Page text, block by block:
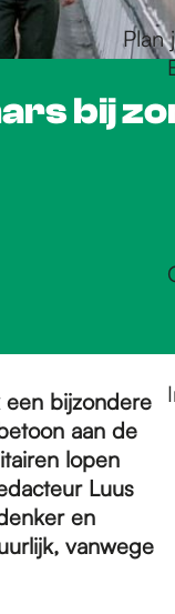
Plan
bij
bijzondere
aan de
lopen
Luus
en
vanwege